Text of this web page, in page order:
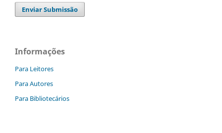
Enviar Submissão
Informações
Para Leitores
Para Autores
Para Bibliotecários